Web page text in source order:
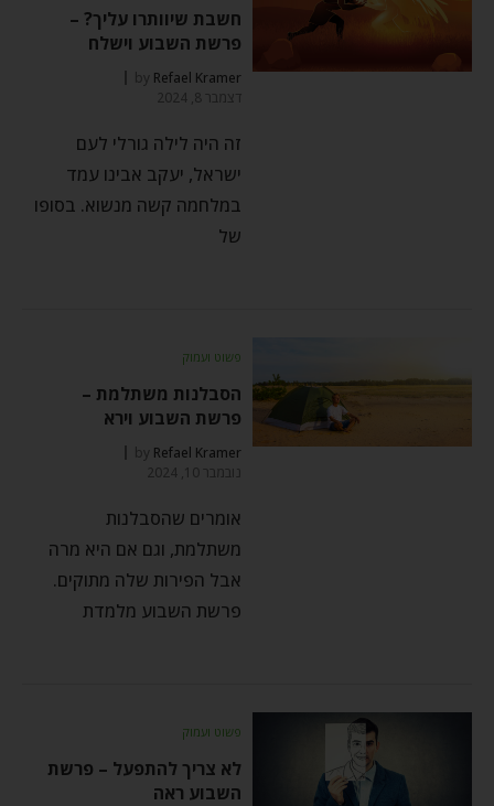
חשבת שיוותרו עליך? –
פרשת השבוע וישלח
by Refael Kramer
דצמבר 8, 2024
זה היה לילה גורלי לעם
ישראל, יעקב אבינו עמד
במלחמה קשה מנשוא. בסופו
של
פשוט ועמוק
הסבלנות משתלמת –
פרשת השבוע וירא
by Refael Kramer
נובמבר 10, 2024
אומרים שהסבלנות
משתלמת, וגם אם היא מרה
אבל הפירות שלה מתוקים.
פרשת השבוע מלמדת
פשוט ועמוק
לא צריך להתפעל – פרשת
השבוע ראה